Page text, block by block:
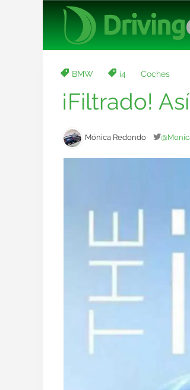
BMW i4 Coches
¡Filtrado!
Mónica Redondo